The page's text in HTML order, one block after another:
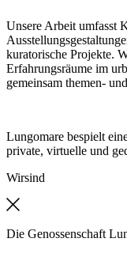
Unsere Arbeit umfasst
kuratorische Projekte.
Erfahrungsräume im
gemeinsam themen-
Lungomare bespielt
private, virtuelle und
Wirsind
Die Genossenschaft